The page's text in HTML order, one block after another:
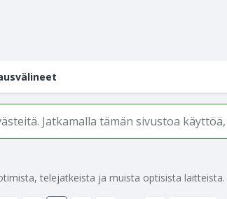
Jatkamalla tämän sivustoa
telejatkeista ja muista optisista laitteista.